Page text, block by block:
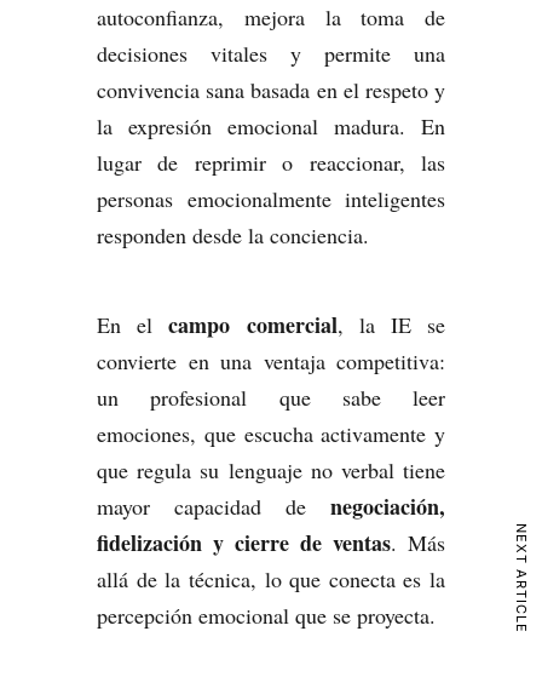
autoconfianza, mejora la toma de
decisiones vitales y permite una
convivencia sana basada en el respeto y
la expresión emocional madura. En
lugar de reprimir o reaccionar, las
personas emocionalmente inteligentes
responden desde la conciencia.
En elcampo comercial, la IE se
convierte en una ventaja competitiva:
un profesional que sabe leer
emociones, que escucha activamente y
que regula su lenguaje no verbal tiene
mayor capacidad de negociación,
fidelización y cierre de ventas. Más
allá de la técnica, lo que conecta es la
percepción emocional que se proyecta.
NEXT ARTICLE